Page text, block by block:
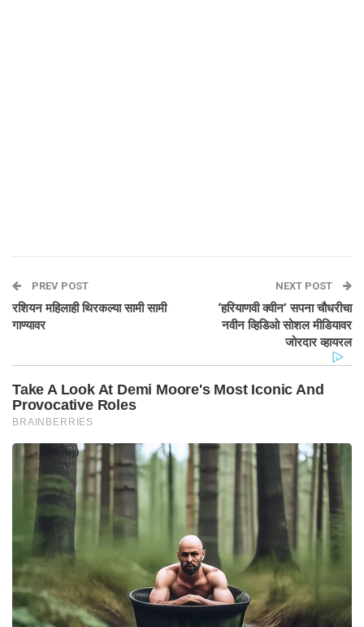
PREV POST
रशियन महिलाही थिरकल्या सामी सामी
गाण्यावर
NEXT POST
‘हरियाणवी क्वीन’ सपना चौधरीचा
नवीन व्हिडिओ सोशल मीडियावर
जोरदार व्हायरल